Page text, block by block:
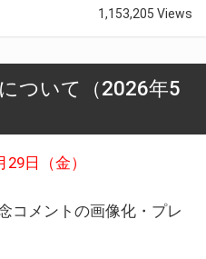
1,153,205 Views
ついて（2026年5
29日（金）
コメントの画像化・プレ